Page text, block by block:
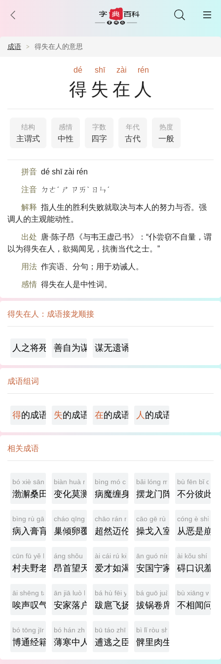
成语 得失在人的意思
dé shī zài rén
得失在人
结构
主谓式
感情
中性
字数
四字
年代
古代
热度
一般
拼音 dé shī zài rén
注音 ㄉㄜˊ ㄕ ㄗㄞˋ ㄖㄣˊ
解释 指人生的胜利失败就取决与本人的努力与否。强
调人的主观能动性。
出处
唐·陈子昂《与韦王虚己书》：“仆尝窃不自量，谓
以为得失在人，欲揭闻见，抗衡当代之士。”
用法 作宾语、分句；用于劝诫人。
感情 得失在人是中性词。
得失在人：成语接龙顺接
人之将死，其言也善
善自为谋 谋无遗谞
成语组词
得的成语 失的成语 在的成语 人 的成语
相关成语
bó xiè sāng tián
渤澥桑田
biàn huà mò cè
变化莫测
bìng mó chán shēn
病魔缠身
bǎi lóng mén zhèn
摆龙门阵
bù fēn bǐ cǐ
不分彼此
bìng rù gāo huāng
病入膏肓
cháo qīng luǎn fù
巢倾卵覆
chāo rán mài lún
超然迈伦
cāo gē rù shì
操戈入室
cóng è shì
从恶是崩
cūn fū yě lǎo
村夫野老
áng shǒu wàng tiān
昂首望天
ài cái rú kě
爱才如渴
ān guó níng jiā
安国宁家
ài kǒu shí xiū
碍口识羞
āi shēng tàn qì
唉声叹气
ān jiā luò hù
安家落户
bá hù fēi yáng
跋扈飞扬
bá guō juǎn xí
拔锅卷席
bù xiāng wén
不相闻问
bó tōng jīng jí
博通经籍
bó hán zhòng rén
薄寒中人
bū táo zhī chén
逋逃之臣
bì lǐ ròu shēng
髀里肉生